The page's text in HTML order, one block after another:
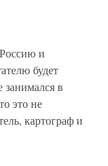
и
будет
занимался в
это не
картограф и